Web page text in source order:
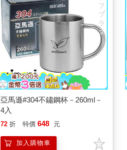
亞馬遜#304不鏽鋼杯－260ml－
4入
72 折 特價 648 元
加入購物車